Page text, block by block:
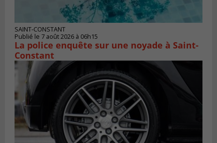
SAINT-CONSTANT
Publié le 7 août 2026 à 06h15
La police enquête sur une noyade à Saint-
Constant